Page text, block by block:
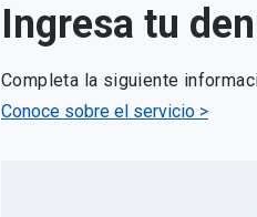
Ingresa tu
Completa la siguiente
Conoce sobre el servicio >